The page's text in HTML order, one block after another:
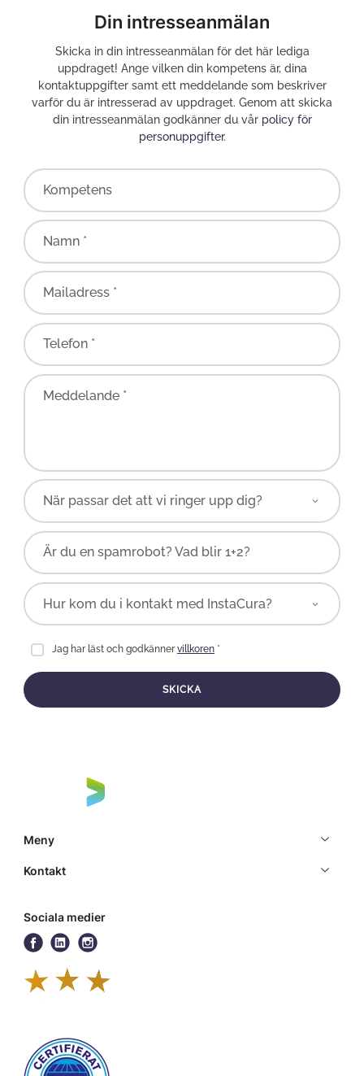
Din intresseanmälan
Skicka in din intresseanmälan för det här lediga
uppdraget! Ange vilken din kompetens är, dina
kontaktuppgifter samt ett meddelande som beskriver
varför du är intresserad av uppdraget. Genom att skicka
din intresseanmälan godkänner du vår policy för
personuppgifter.
Kompetens
Namn *
Mailadress *
Telefon *
Meddelande *
Är du en spamrobot? Vad blir 1+2?
Jag har läst och godkännervillkoren*
SKICKA
Meny
Kontakt
Sociala medier